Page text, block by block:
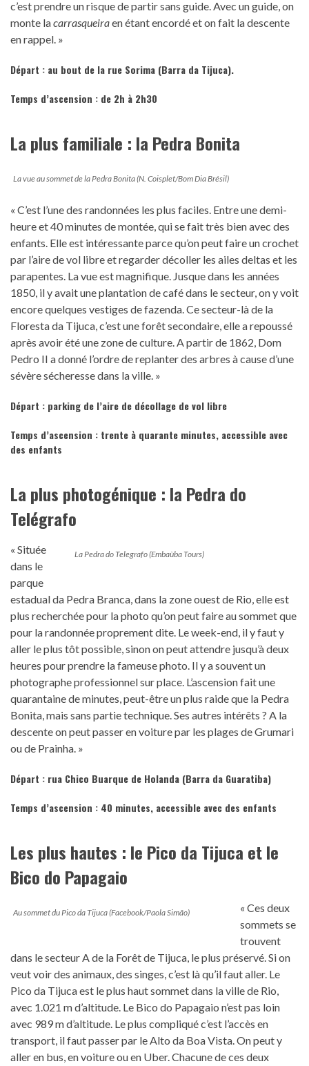
c’est prendre un risque de partir sans guide. Avec un guide, on
monte lacarrasqueiraen étant encordé et on fait la descente
en rappel. »
Départ : au bout de la rue Sorima (Barra da Tijuca).
Temps d’ascension : de 2h à 2h30
La plus familiale : la Pedra Bonita
La vue au sommet de la Pedra Bonita (N. Coisplet/Bom Dia Brésil)
« C’est l’une des randonnées les plus faciles. Entre une demi-
heure et 40 minutes de montée, qui se fait très bien avec des
enfants. Elle est intéressante parce qu’on peut faire un crochet
par l’aire de vol libre et regarder décoller les ailes deltas et les
parapentes. La vue est magnifique. Jusque dans les années
1850, il y avait une plantation de café dans le secteur, on y voit
encore quelques vestiges de fazenda. Ce secteur-là de la
Floresta da Tijuca, c’est une forêt secondaire, elle a repoussé
après avoir été une zone de culture. A partir de 1862, Dom
Pedro II a donné l’ordre de replanter des arbres à cause d’une
sévère sécheresse dans la ville. »
Départ : parking de l’aire de décollage de vol libre
Temps d’ascension : trente à quarante minutes, accessible avec
des enfants
La plus photogénique : la Pedra do
Telégrafo
La Pedra do Telegrafo (Embaùba Tours)
« Située
dans le
parque
estadual da Pedra Branca, dans la zone ouest de Rio, elle est
plus recherchée pour la photo qu’on peut faire au sommet que
pour la randonnée proprement dite. Le week-end, il y faut y
aller le plus tôt possible, sinon on peut attendre jusqu’à deux
heures pour prendre la fameuse photo. Il y a souvent un
photographe professionnel sur place. L’ascension fait une
quarantaine de minutes, peut-être un plus raide que la Pedra
Bonita, mais sans partie technique. Ses autres intérêts ? A la
descente on peut passer en voiture par les plages de Grumari
ou de Prainha. »
Départ : rua Chico Buarque de Holanda (Barra da Guaratiba)
Temps d’ascension : 40 minutes, accessible avec des enfants
Les plus hautes : le Pico da Tijuca et le
Bico do Papagaio
Au sommet du Pico da Tijuca (Facebook/Paola Simão)
« Ces deux
sommets se
trouvent
dans le secteur A de la Forêt de Tijuca, le plus préservé. Si on
veut voir des animaux, des singes, c’est là qu’il faut aller. Le
Pico da Tijuca est le plus haut sommet dans la ville de Rio,
avec 1.021 m d’altitude. Le Bico do Papagaio n’est pas loin
avec 989 m d’altitude. Le plus compliqué c’est l’accès en
transport, il faut passer par le Alto da Boa Vista. On peut y
aller en bus, en voiture ou en Uber. Chacune de ces deux